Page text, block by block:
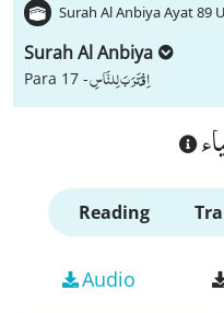
Surah Al Anbiya Ayat 89
Surah Al Anbiya
Para 17 -اِقْتَرَبَ لِلنَّاسِ
Reading
Audio